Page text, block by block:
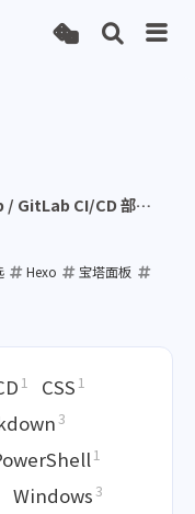
/ GitLab CI/CD 部署
Hexo
宝塔面板
1 CSS 1
3
1
Windows3